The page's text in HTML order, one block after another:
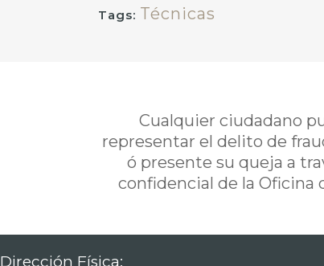
Tags: Técnicas
Cualquier ciudadano
representar el delito de
ó presente su queja a
confidencial de la Oficina
Dirección Física: